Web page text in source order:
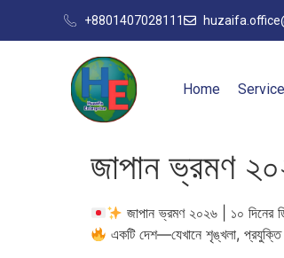
+8801407028111
Home
জাপান ভ্রমণ
জাপান ভ্রমণ ২০২৬ | ১০ দিনের
একটি দেশ—যেখানে শৃঙ্খলা,